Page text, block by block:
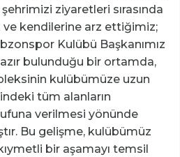
ziyaretleri sırasında
kendilerine arz ettiğimiz;
Kulübü Başkanımız
bulunduğu bir ortamda,
kulübümüze uzun
tüm alanların
verilmesi yönünde
Bu gelişme, kulübümüz
bir aşamayı temsil